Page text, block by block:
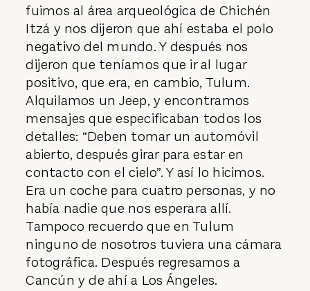
fuimos al área arqueológica de Chichén
Itzá y nos dijeron que ahí estaba el polo
negativo del mundo. Y después nos
dijeron que teníamos que ir al lugar
positivo, que era, en cambio, Tulum.
Alquilamos un Jeep, y encontramos
mensajes que especificaban todos los
detalles: “Deben tomar un automóvil
abierto, después girar para estar en
contacto con el cielo”. Y así lo hicimos.
Era un coche para cuatro personas, y no
había nadie que nos esperara allí.
Tampoco recuerdo que en Tulum
ninguno de nosotros tuviera una cámara
fotográfica. Después regresamos a
Cancún y de ahí a Los Ángeles.